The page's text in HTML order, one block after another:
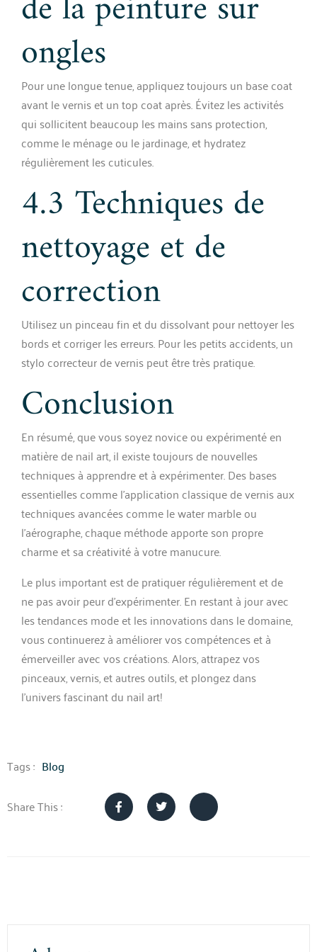
ongles
Pour une longue tenue, appliquez toujours un base coat
avant le vernis et un top coat après. Évitez les activités
qui sollicitent beaucoup les mains sans protection,
comme le ménage ou le jardinage, et hydratez
régulièrement les cuticules.
4.3 Techniques de
nettoyage et de
correction
Utilisez un pinceau fin et du dissolvant pour nettoyer les
bords et corriger les erreurs. Pour les petits accidents, un
stylo correcteur de vernis peut être très pratique.
Conclusion
En résumé, que vous soyez novice ou expérimenté en
matière de nail art, il existe toujours de nouvelles
techniques à apprendre et à expérimenter. Des bases
essentielles comme l’application classique de vernis aux
techniques avancées comme le water marble ou
l’aérographe, chaque méthode apporte son propre
charme et sa créativité à votre manucure.
Le plus important est de pratiquer régulièrement et de
ne pas avoir peur d’expérimenter. En restant à jour avec
les tendances mode et les innovations dans le domaine,
vous continuerez à améliorer vos compétences et à
émerveiller avec vos créations. Alors, attrapez vos
pinceaux, vernis, et autres outils, et plongez dans
l’univers fascinant du nail art!
Tags : Blog
Share This :